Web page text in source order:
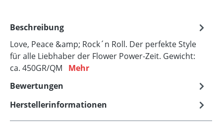
Beschreibung
Love, Peace &amp; Rock´n Roll. Der perfekte Style
für alle Liebhaber der Flower Power-Zeit. Gewicht:
ca. 450GR/QM Mehr
Bewertungen
Herstellerinformationen